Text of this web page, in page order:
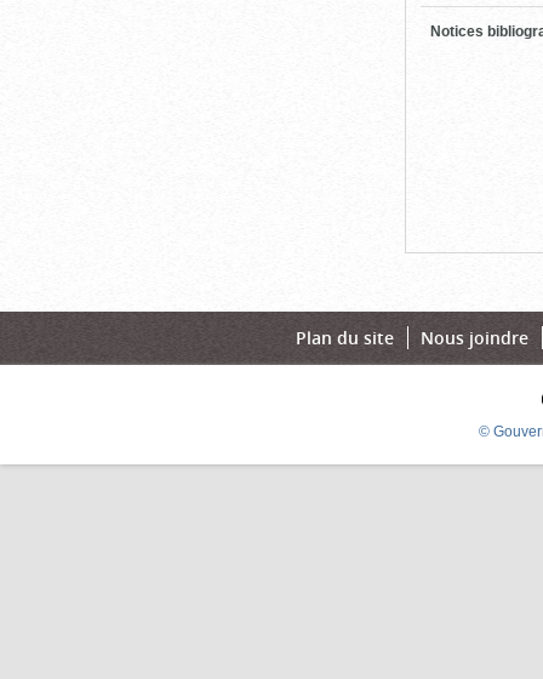
Notices
Plan du site Nous joindre
©